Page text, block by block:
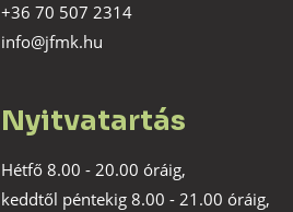
+36 70 507 2314
info@jfmk.hu
Nyitvatartás
Hétfő 8.00 - 20.00 óráig,
keddtől péntekig 8.00 - 21.00 óráig,